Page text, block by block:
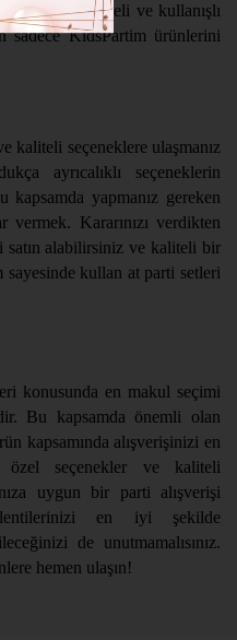
Kaliteli ve kullanışlı
sadece KidsPartim ürünlerini
kaliteli seçeneklere ulaşmanız
ayrıcalıklı seçeneklerin
kapsamda yapmanız gereken
vermek. Kararınızı verdikten
alabilirsiniz ve kaliteli bir
kullan at parti setleri
konusunda en makul seçimi
Bu kapsamda önemli olan
kapsamında alışverişinizi en
özel seçenekler ve kaliteli
uygun bir parti alışverişi
en iyi şekilde
de unutmamalısınız.
hemen ulaşın!